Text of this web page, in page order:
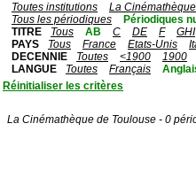
Toutes institutions
La
Tous les périodiques
Périodiques
TITRE
Tous AB C DE F
GHI
PAYS
Tous France Etats-Unis
DECENNIE
Toutes <1900
1900
LANGUE
Toutes Français
Réinitialiser les critères
La Cinémathèque de Toulouse - 0